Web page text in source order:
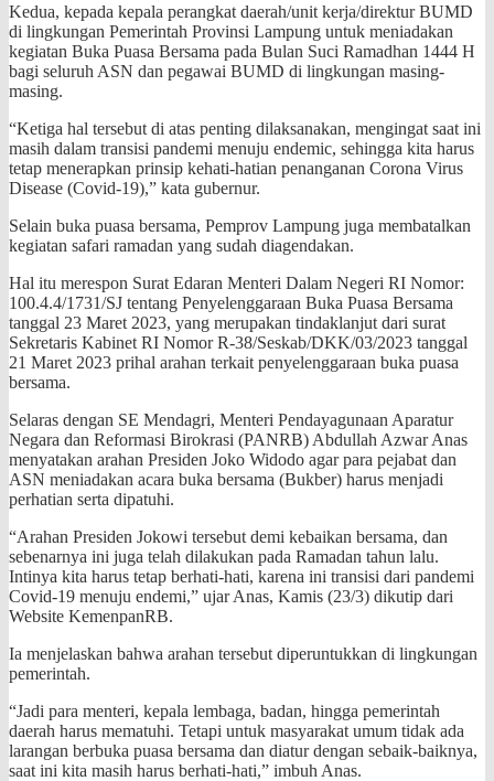
Kedua, kepada kepala perangkat daerah/unit kerja/direktur BUMD
di lingkungan Pemerintah Provinsi Lampung untuk meniadakan
kegiatan Buka Puasa Bersama pada Bulan Suci Ramadhan 1444 H
bagi seluruh ASN dan pegawai BUMD di lingkungan masing-
masing.
“Ketiga hal tersebut di atas penting dilaksanakan, mengingat saat ini
masih dalam transisi pandemi menuju endemic, sehingga kita harus
tetap menerapkan prinsip kehati-hatian penanganan Corona Virus
Disease (Covid-19),” kata gubernur.
Selain buka puasa bersama, Pemprov Lampung juga membatalkan
kegiatan safari ramadan yang sudah diagendakan.
Hal itu merespon Surat Edaran Menteri Dalam Negeri RI Nomor:
100.4.4/1731/SJ tentang Penyelenggaraan Buka Puasa Bersama
tanggal 23 Maret 2023, yang merupakan tindaklanjut dari surat
Sekretaris Kabinet RI Nomor R-38/Seskab/DKK/03/2023 tanggal
21 Maret 2023 prihal arahan terkait penyelenggaraan buka puasa
bersama.
Selaras dengan SE Mendagri, Menteri Pendayagunaan Aparatur
Negara dan Reformasi Birokrasi (PANRB) Abdullah Azwar Anas
menyatakan arahan Presiden Joko Widodo agar para pejabat dan
ASN meniadakan acara buka bersama (Bukber) harus menjadi
perhatian serta dipatuhi.
“Arahan Presiden Jokowi tersebut demi kebaikan bersama, dan
sebenarnya ini juga telah dilakukan pada Ramadan tahun lalu.
Intinya kita harus tetap berhati-hati, karena ini transisi dari pandemi
Covid-19 menuju endemi,” ujar Anas, Kamis (23/3) dikutip dari
Website KemenpanRB.
Ia menjelaskan bahwa arahan tersebut diperuntukkan di lingkungan
pemerintah.
“Jadi para menteri, kepala lembaga, badan, hingga pemerintah
daerah harus mematuhi. Tetapi untuk masyarakat umum tidak ada
larangan berbuka puasa bersama dan diatur dengan sebaik-baiknya,
saat ini kita masih harus berhati-hati,” imbuh Anas.